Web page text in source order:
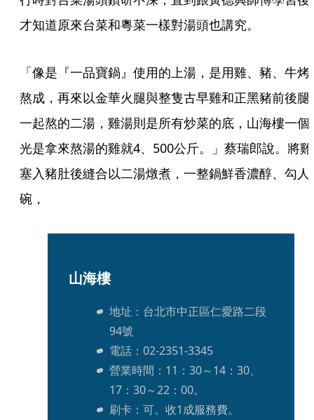
才知道原來台菜和粵菜一樣對湯頭也講究。
「像是『一品寶鍋』使用的上湯，是用雞、豬、牛烤
熬成，再來以金華火腿與整隻古早雞和正黑豬前後腿
一起熬的二湯，雞湯則是所有炒菜的底，山海樓一個
光是拿來熬湯的雞就4、500公斤。」蔡瑞郎說。將雞
塞入豬肚後縫合以二湯燉煮，一整鍋鮮香濃醇、勾人
碗，
山海樓
地址：台北市中正區仁愛路二段
94號
電話：02-2351-3345
營業時間：11：30～14：30、
17：30～22：00。
刷卡：可。收1成服務費。